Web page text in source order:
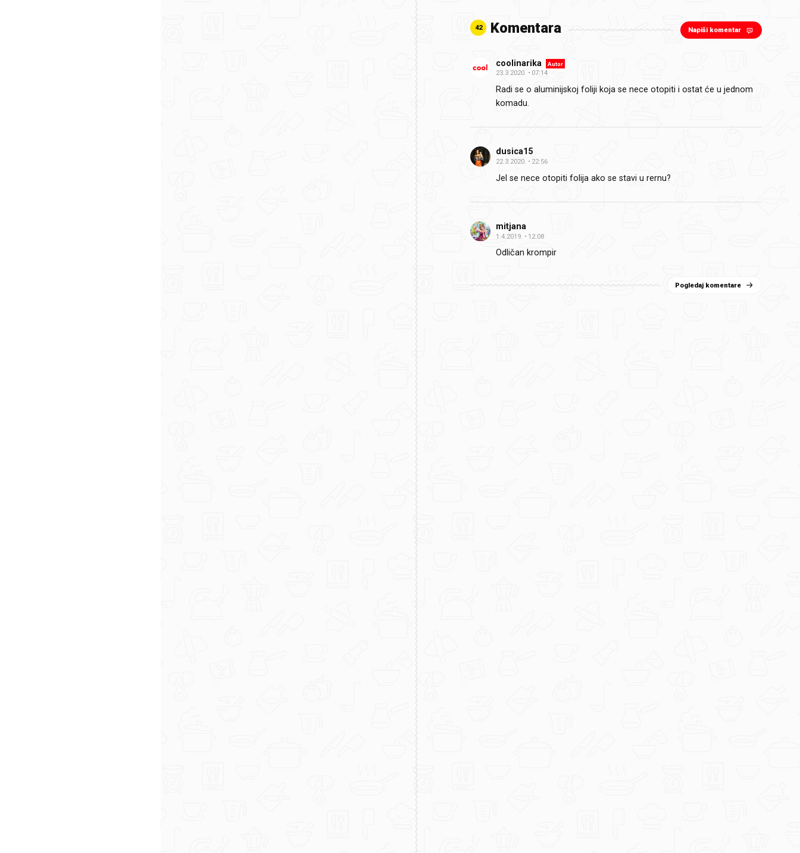
42 Komentara Napiši komentar
coolinarika Autor
23.3.2020. 07:14
Radi se o aluminijskoj foliji koja se nece otopiti i ostat će u jednom
komadu.
dusica15
22.3.2020. 22:56
Jel se nece otopiti folija ako se stavi u rernu?
mitjana
1.4.2019. 12:08
Odličan krompir
Pogledaj komentare